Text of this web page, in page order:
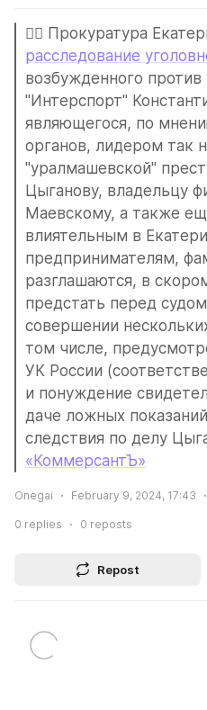
🧑‍⚖️ Прокуратура
расследование
возбужденного
"Интерспорт"
являющегося, по
органов, лидером так
"уралмашевской"
Цыганову, владельцу
Маевскому, а также
влиятельным в
предпринимателям,
разглашаются, в
предстать перед
совершении
том числе,
УК России
и понуждение
даче ложных
следствия по делу
«КоммерсантЪ»
Onegai February 9, 2024, 17:43
0 replies 0 reposts
Repost